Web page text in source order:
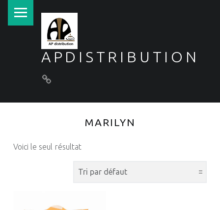
APDISTRIBUTION
MARILYN
Voici le seul résultat